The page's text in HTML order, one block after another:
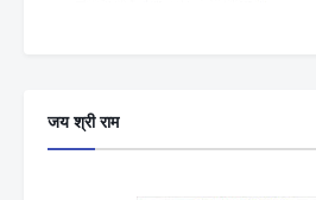
जय श्री राम